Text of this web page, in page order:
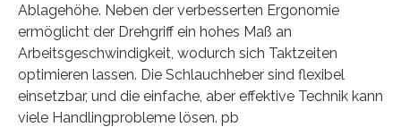
Ablagehöhe. Neben der verbesserten Ergonomie
ermöglicht der Drehgriff ein hohes Maß an
Arbeitsgeschwindigkeit, wodurch sich Taktzeiten
optimieren lassen. Die Schlauchheber sind flexibel
einsetzbar, und die einfache, aber effektive Technik kann
viele Handlingprobleme lösen. pb